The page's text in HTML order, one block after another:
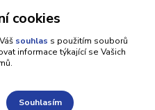
cookies
souhlas s použitím souborů
informace týkající se Vašich
Souhlasím